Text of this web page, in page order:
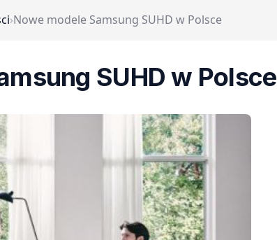
›Nowe modele Samsung SUHD w Polsce
SUHD w Polsce